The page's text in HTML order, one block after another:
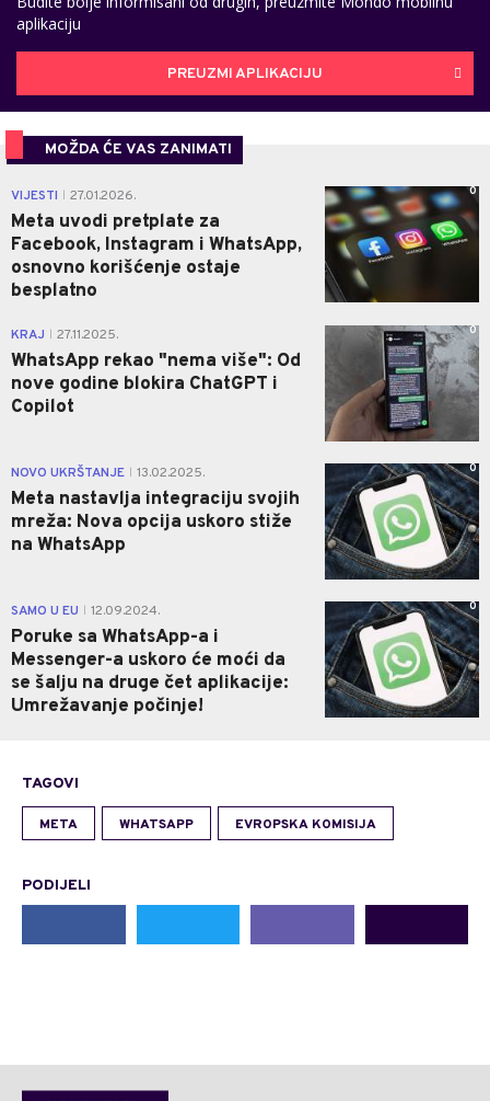
aplikaciju
PREUZMI APLIKACIJU
MOŽDA ĆE VAS ZANIMATI
VIJESTI 27.01.2026.
Meta uvodi pretplate za
Facebook, Instagram i WhatsApp,
osnovno korišćenje ostaje
besplatno
0
KRAJ 27.11.2025.
WhatsApp rekao "nema više": Od
nove godine blokira ChatGPT i
Copilot
0
NOVO UKRŠTANJE 13.02.2025.
Meta nastavlja integraciju svojih
mreža: Nova opcija uskoro stiže
na WhatsApp
0
SAMO U EU 12.09.2024.
Poruke sa WhatsApp-a i
Messenger-a uskoro će moći da
se šalju na druge čet aplikacije:
Umrežavanje počinje!
0
TAGOVI
META WHATSAPP EVROPSKA KOMISIJA
PODIJELI